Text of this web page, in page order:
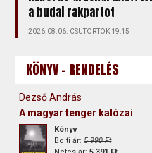
a budai rakpartot
2026.08.06. CSÜTÖRTÖK 19:15
KÖNYV - RENDELÉS
Dezső András
A magyar tenger kalózai
Könyv
Bolti ár:5 990 Ft